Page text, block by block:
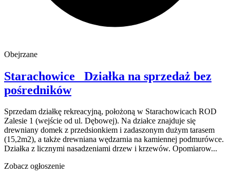
Obejrzane
Starachowice Działka na sprzedaż bez
pośredników
Sprzedam działkę rekreacyjną, położoną w Starachowicach ROD
Zalesie 1 (wejście od ul. Dębowej). Na działce znajduje się
drewniany domek z przedsionkiem i zadaszonym dużym tarasem
(15,2m2), a także drewniana wędzarnia na kamiennej podmurówce.
Działka z licznymi nasadzeniami drzew i krzewów. Opomiarow...
Zobacz ogłoszenie